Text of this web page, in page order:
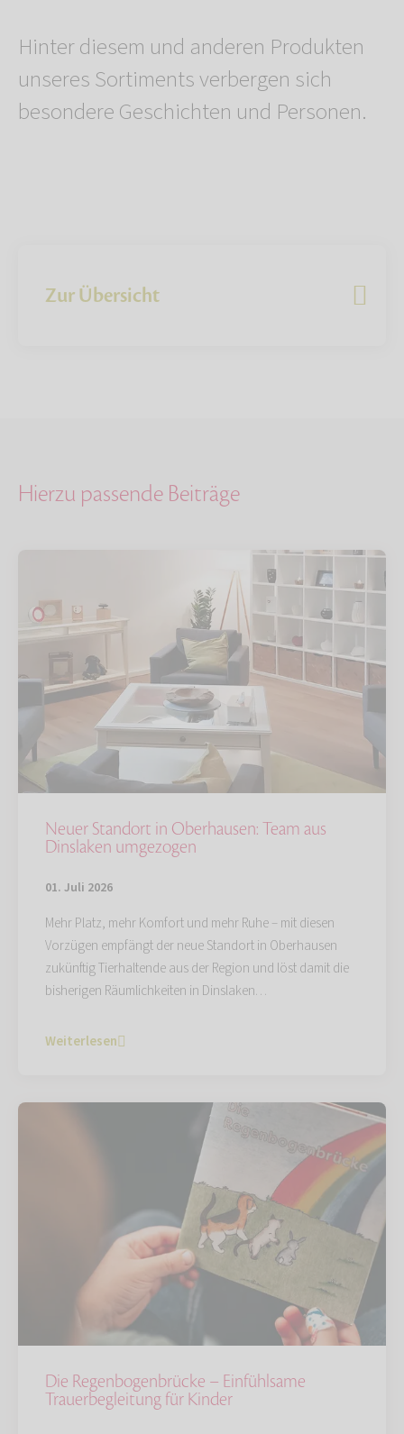
Hinter diesem und anderen Produkten
unseres Sortiments verbergen sich
besondere Geschichten und Personen.
Zur Übersicht
Hierzu passende Beiträge
Neuer Standort in Oberhausen: Team aus
Dinslaken umgezogen
01. Juli 2026
Mehr Platz, mehr Komfort und mehr Ruhe – mit diesen
Vorzügen empfängt der neue Standort in Oberhausen
zukünftig Tierhaltende aus der Region und löst damit die
bisherigen Räumlichkeiten in Dinslaken…
Weiterlesen
Die Regenbogenbrücke – Einfühlsame
Trauerbegleitung für Kinder